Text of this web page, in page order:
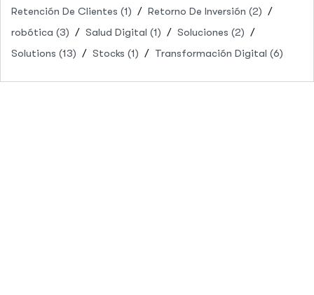
Retención De Clientes (1) Retorno De Inversión (2)
robótica (3) Salud Digital (1) Soluciones (2)
Solutions (13) Stocks (1) Transformación Digital (6)